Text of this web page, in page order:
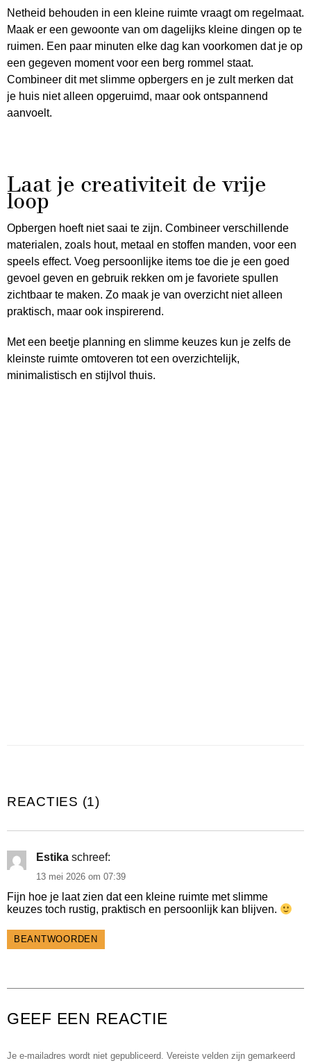
Netheid behouden in een kleine ruimte vraagt om regelmaat.
Maak er een gewoonte van om dagelijks kleine dingen op te
ruimen. Een paar minuten elke dag kan voorkomen dat je op
een gegeven moment voor een berg rommel staat.
Combineer dit met slimme opbergers en je zult merken dat
je huis niet alleen opgeruimd, maar ook ontspannend
aanvoelt.
Laat je creativiteit de vrije
loop
Opbergen hoeft niet saai te zijn. Combineer verschillende
materialen, zoals hout, metaal en stoffen manden, voor een
speels effect. Voeg persoonlijke items toe die je een goed
gevoel geven en gebruik rekken om je favoriete spullen
zichtbaar te maken. Zo maak je van overzicht niet alleen
praktisch, maar ook inspirerend.
Met een beetje planning en slimme keuzes kun je zelfs de
kleinste ruimte omtoveren tot een overzichtelijk,
minimalistisch en stijlvol thuis.
REACTIES (1)
Estika schreef:
13 mei 2026 om 07:39
Fijn hoe je laat zien dat een kleine ruimte met slimme
keuzes toch rustig, praktisch en persoonlijk kan blijven.
BEANTWOORDEN
GEEF EEN REACTIE
Je e-mailadres wordt niet gepubliceerd. Vereiste velden zijn gemarkeerd